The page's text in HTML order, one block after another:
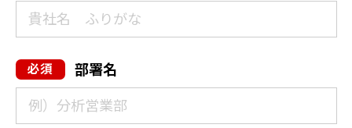
部署名